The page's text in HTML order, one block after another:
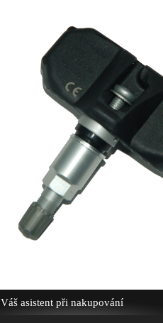
Váš asistent při nakupování